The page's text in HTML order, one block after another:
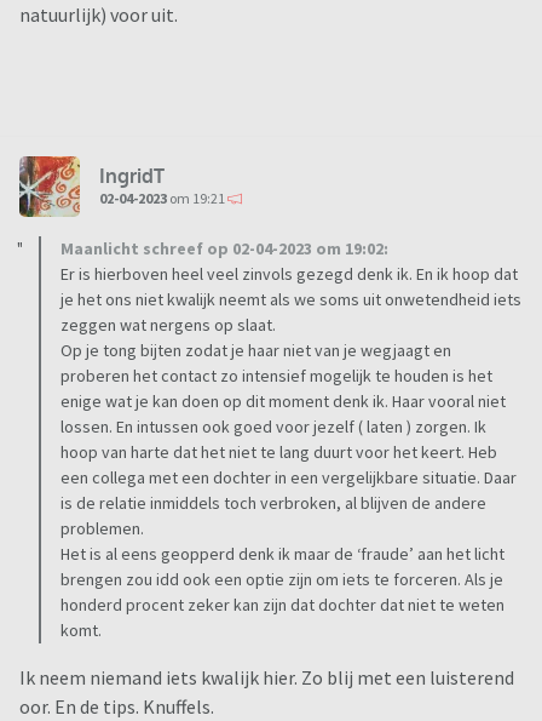
natuurlijk) voor uit.
IngridT
02-04-2023 om 19:21
Maanlicht schreef op 02-04-2023 om 19:02:
Er is hierboven heel veel zinvols gezegd denk ik. En ik hoop dat
je het ons niet kwalijk neemt als we soms uit onwetendheid iets
zeggen wat nergens op slaat.
Op je tong bijten zodat je haar niet van je wegjaagt en
proberen het contact zo intensief mogelijk te houden is het
enige wat je kan doen op dit moment denk ik. Haar vooral niet
lossen. En intussen ook goed voor jezelf ( laten ) zorgen. Ik
hoop van harte dat het niet te lang duurt voor het keert. Heb
een collega met een dochter in een vergelijkbare situatie. Daar
is de relatie inmiddels toch verbroken, al blijven de andere
problemen.
Het is al eens geopperd denk ik maar de ‘fraude’ aan het licht
brengen zou idd ook een optie zijn om iets te forceren. Als je
honderd procent zeker kan zijn dat dochter dat niet te weten
komt.
Ik neem niemand iets kwalijk hier. Zo blij met een luisterend
oor. En de tips. Knuffels.